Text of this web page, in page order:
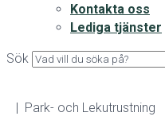
Kontakta oss
Lediga tjänster
Sök
| Park- och Lekutrustning